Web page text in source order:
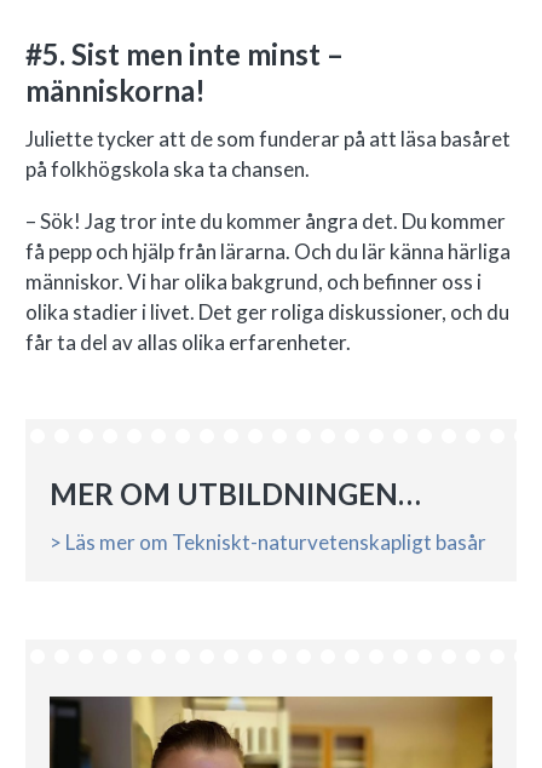
#5. Sist men inte minst –
människorna!
Juliette tycker att de som funderar på att läsa basåret
på folkhögskola ska ta chansen.
– Sök! Jag tror inte du kommer ångra det. Du kommer
få pepp och hjälp från lärarna. Och du lär känna härliga
människor. Vi har olika bakgrund, och befinner oss i
olika stadier i livet. Det ger roliga diskussioner, och du
får ta del av allas olika erfarenheter.
MER OM UTBILDNINGEN…
> Läs mer om Tekniskt-naturvetenskapligt basår